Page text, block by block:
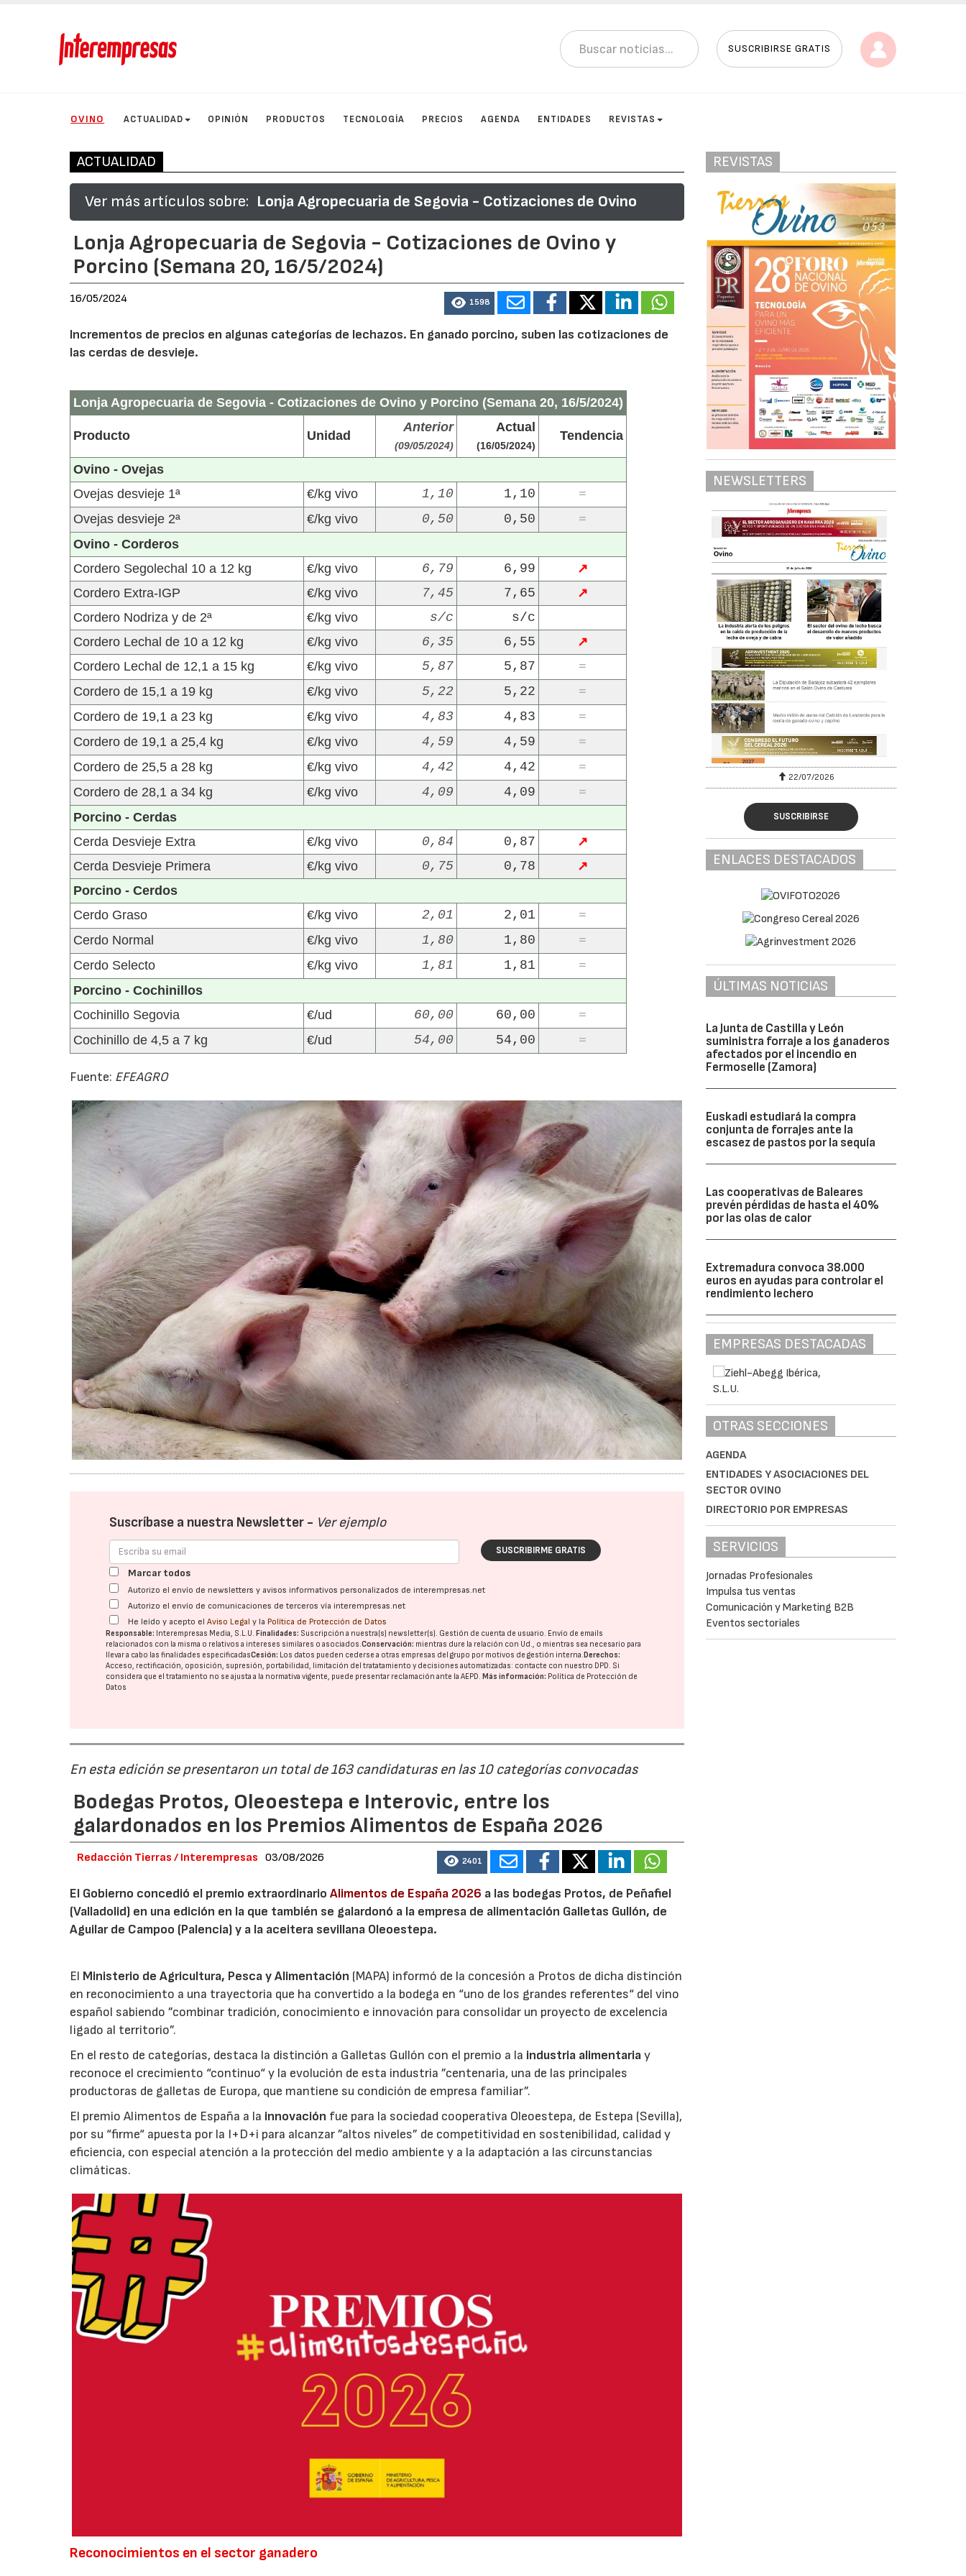
SUSCRIBIRSE GRATIS
OVINO ACTUALIDAD OPINIÓN PRODUCTOS TECNOLOGÍA PRECIOS AGENDA ENTIDADES REVISTAS
ACTUALIDAD
Ver más artículos sobre: Lonja Agropecuaria de Segovia - Cotizaciones de Ovino
Lonja Agropecuaria de Segovia - Cotizaciones de Ovino y
Porcino (Semana 20, 16/5/2024)
16/05/2024 1598
Incrementos de precios en algunas categorías de lechazos. En ganado porcino, suben las cotizaciones de
las cerdas de desvieje.
Lonja Agropecuaria de Segovia - Cotizaciones de Ovino y Porcino (Semana 20, 16/5/2024)
Producto Unidad
Anterior
(09/05/2024)
Actual
(16/05/2024)
Tendencia
Ovino - Ovejas
Ovejas desvieje 1ª
€/kg vivo 1,10 1,10
=
Ovejas desvieje 2ª
€/kg vivo 0,50 0,50
=
Ovino - Corderos
Cordero Segolechal 10 a 12 kg
€/kg vivo 6,79 6,99
↗
Cordero Extra-IGP
€/kg vivo 7,45 7,65
↗
Cordero Nodriza y de 2ª
€/kg vivo s/c
s/c
Cordero Lechal de 10 a 12 kg
€/kg vivo 6,35 6,55
↗
Cordero Lechal de 12,1 a 15 kg
€/kg vivo 5,87 5,87
=
Cordero de 15,1 a 19 kg
€/kg vivo 5,22 5,22
=
Cordero de 19,1 a 23 kg
€/kg vivo 4,83 4,83
=
Cordero de 19,1 a 25,4 kg
€/kg vivo 4,59 4,59
=
Cordero de 25,5 a 28 kg
€/kg vivo 4,42 4,42
=
Cordero de 28,1 a 34 kg
€/kg vivo 4,09 4,09
=
Porcino - Cerdas
Cerda Desvieje Extra
€/kg vivo 0,84 0,87
↗
Cerda Desvieje Primera
€/kg vivo 0,75 0,78
↗
Porcino - Cerdos
Cerdo Graso
€/kg vivo 2,01 2,01
=
Cerdo Normal
€/kg vivo 1,80 1,80
=
Cerdo Selecto
€/kg vivo 1,81 1,81
=
Porcino - Cochinillos
Cochinillo Segovia
€/ud 60,00 60,00
=
Cochinillo de 4,5 a 7 kg
€/ud 54,00 54,00 =
Fuente: EFEAGRO
Suscríbase a nuestra Newsletter - Ver ejemplo
SUSCRIBIRME GRATIS
Marcar todos
Autorizo el envío de newsletters y avisos informativos personalizados de interempresas.net
Autorizo el envío de comunicaciones de terceros vía interempresas.net
He leído y acepto elAviso Legal y la Política de Protección de Datos
Responsable: Interempresas Media, S.L.U.Finalidades: Suscripción a nuestra(s) newsletter(s). Gestión de cuenta de usuario. Envío de emails
relacionados con la misma o relativos a intereses similares o asociados.Conservación: mientras dure la relación con Ud., o mientras sea necesario para
llevar a cabo las finalidades especificadasCesión: Los datos pueden cederse a otras empresas del grupo por motivos de gestión interna.Derechos:
Acceso, rectificación, oposición, supresión, portabilidad, limitación del tratatamiento y decisiones automatizadas: contacte con nuestro DPD. Si
considera que el tratamiento no se ajusta a la normativa vigente, puede presentar reclamación ante laAEPD.Más información: Política de Protección de
Datos
En esta edición se presentaron un total de 163 candidaturas en las 10 categorías convocadas
Bodegas Protos, Oleoestepa e Interovic, entre los
galardonados en los Premios Alimentos de España 2026
Redacción Tierras / Interempresas 03/08/2026 2401
El Gobierno concedió el premio extraordinarioAlimentos de España 2026 a las bodegas Protos, de Peñafiel
(Valladolid) en una edición en la que también se galardonó a la empresa de alimentación Galletas Gullón, de
Aguilar de Campoo (Palencia) y a la aceitera sevillana Oleoestepa.
El Ministerio de Agricultura, Pesca y Alimentación (MAPA) informó de la concesión a Protos de dicha distinción
en reconocimiento a una trayectoria que ha convertido a la bodega en “uno de los grandes referentes“ del vino
español sabiendo ”combinar tradición, conocimiento e innovación para consolidar un proyecto de excelencia
ligado al territorio”.
En el resto de categorías, destaca la distinción a Galletas Gullón con el premio a la industria alimentariay
reconoce el crecimiento “continuo“ y la evolución de esta industria ”centenaria, una de las principales
productoras de galletas de Europa, que mantiene su condición de empresa familiar”.
El premio Alimentos de España a la innovación fue para la sociedad cooperativa Oleoestepa, de Estepa (Sevilla),
por su “firme“ apuesta por la I+D+i para alcanzar ”altos niveles” de competitividad en sostenibilidad, calidad y
eficiencia, con especial atención a la protección del medio ambiente y a la adaptación a las circunstancias
climáticas.
Reconocimientos en el sector ganadero
REVISTAS
NEWSLETTERS
22/07/2026
SUSCRIBIRSE
ENLACES DESTACADOS
ÚLTIMAS NOTICIAS
La Junta de Castilla y León
suministra forraje a los ganaderos
afectados por el incendio en
Fermoselle (Zamora)
Euskadi estudiará la compra
conjunta de forrajes ante la
escasez de pastos por la sequía
Las cooperativas de Baleares
prevén pérdidas de hasta el 40%
por las olas de calor
Extremadura convoca 38.000
euros en ayudas para controlar el
rendimiento lechero
EMPRESAS DESTACADAS
OTRAS SECCIONES
AGENDA
ENTIDADES Y ASOCIACIONES DEL
SECTOR OVINO
DIRECTORIO POR EMPRESAS
SERVICIOS
Jornadas Profesionales
Impulsa tus ventas
Comunicación y Marketing B2B
Eventos sectoriales